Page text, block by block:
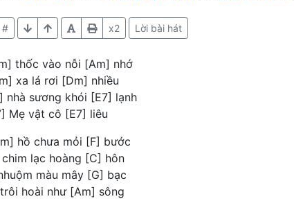
# x2 Lời bài hát
thốc vào nỗi [Am] nhớ
xa lá rơi [Dm] nhiều
nhà sương khói [E7] lạnh
Mẹ vật cô [E7] liêu
hồ chưa mỏi [F] bước
lạc hoàng [C] hôn
màu mây [G] bạc
hoài như [Am] sông